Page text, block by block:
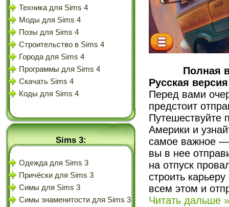
Техника для Sims 4
Моды для Sims 4
Позы для Sims 4
Строительство в Sims 4
Города для Sims 4
Программы для Sims 4
Скачать Sims 4
Коды для Sims 4
Sims 3:
Одежда для Sims 3
Причёски для Sims 3
Симы для Sims 3
Симы знаменитости для Sims 3
Полная
Русская версия
Перед вами
предстоит
Путешествуйте
Америки и
самое важное —
вы в нее
на отпуск
строить
всем этом и
Читать дальше »